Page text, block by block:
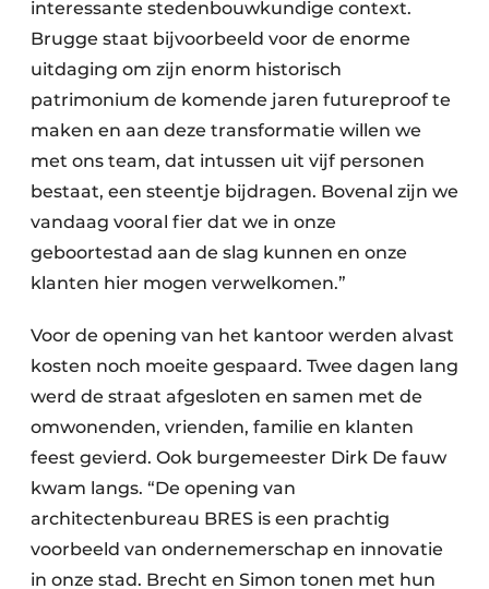
interessante stedenbouwkundige context.
Brugge staat bijvoorbeeld voor de enorme
uitdaging om zijn enorm historisch
patrimonium de komende jaren futureproof te
maken en aan deze transformatie willen we
met ons team, dat intussen uit vijf personen
bestaat, een steentje bijdragen. Bovenal zijn we
vandaag vooral fier dat we in onze
geboortestad aan de slag kunnen en onze
klanten hier mogen verwelkomen.”
Voor de opening van het kantoor werden alvast
kosten noch moeite gespaard. Twee dagen lang
werd de straat afgesloten en samen met de
omwonenden, vrienden, familie en klanten
feest gevierd. Ook burgemeester Dirk De fauw
kwam langs. “De opening van
architectenbureau BRES is een prachtig
voorbeeld van ondernemerschap en innovatie
in onze stad. Brecht en Simon tonen met hun